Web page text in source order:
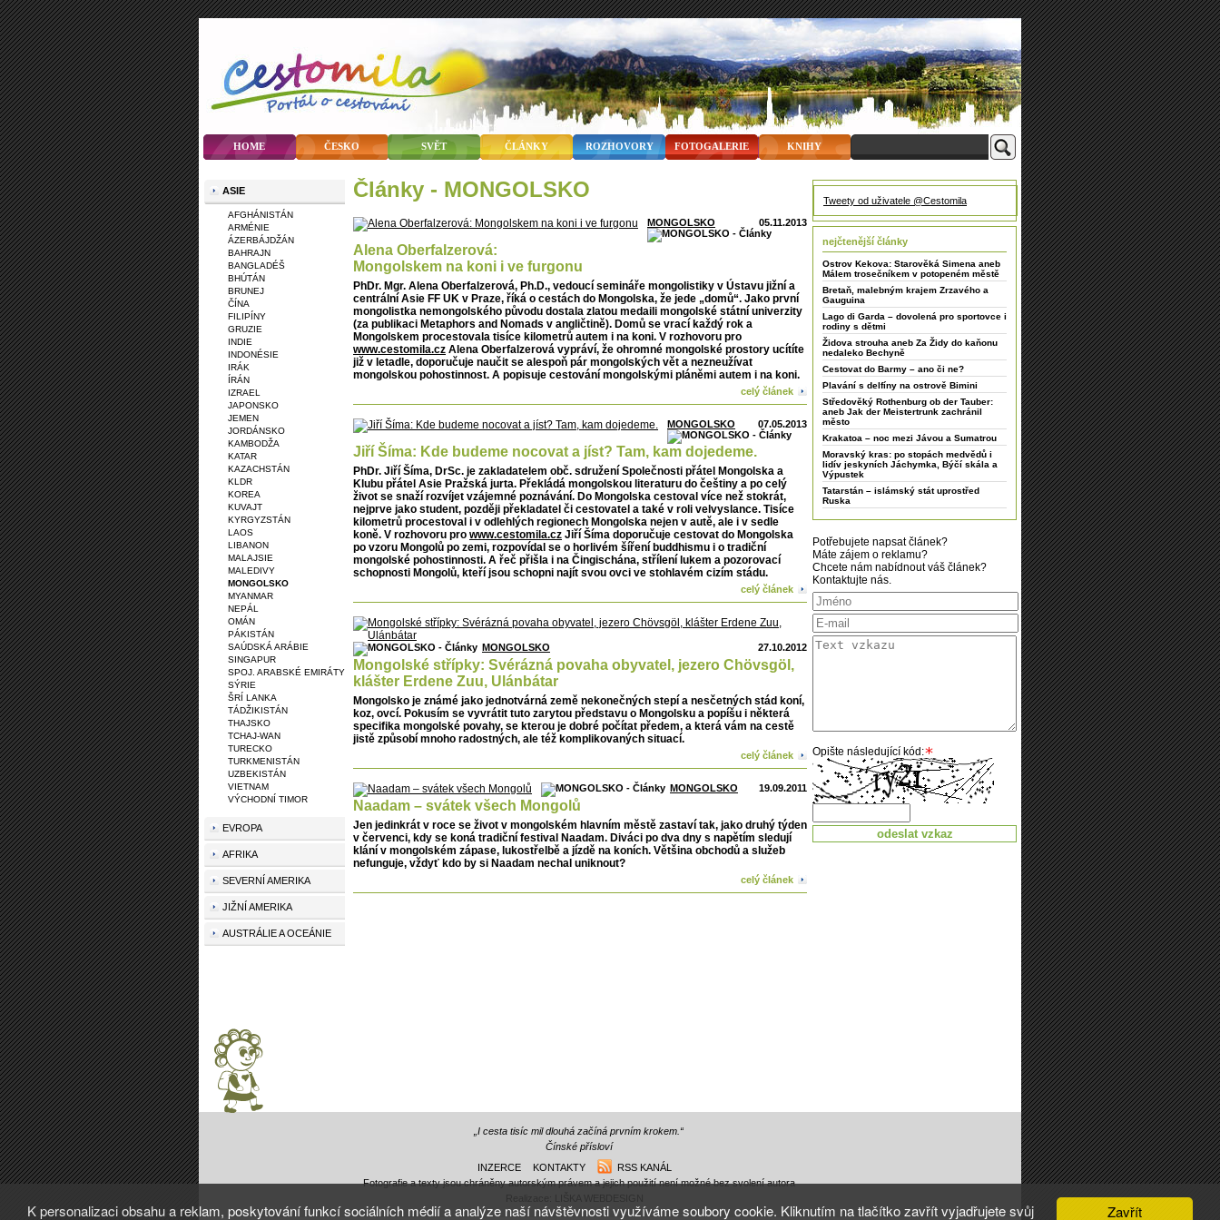
Zavřít
K personalizaci obsahu a reklam, poskytování funkcí sociálních médií a analýze naší návštěvnosti využíváme soubory cookie. Kliknutím na tlačítko zavřít vyjadřujete svůj
HOME ČESKO SVĚT ČLÁNKY ROZHOVORY FOTOGALERIE KNIHY
články - MONGOLSKO
05.11.2013
MONGOLSKO
Alena Oberfalzerová:
Mongolskem na koni i ve furgonu
PhDr. Mgr. Alena Oberfalzerová, Ph.D., vedoucí semináře mongolistiky v Ústavu jižní a
centrální Asie FF UK v Praze, říká o cestách do Mongolska, že jede „domů“. Jako první
mongolistka nemongolského původu dostala zlatou medaili mongolské státní univerzity
(za publikaci Metaphors and Nomads v angličtině). Domů se vrací každý rok a
Mongolskem procestovala tisíce kilometrů autem i na koni. V rozhovoru pro
www.cestomila.cz Alena Oberfalzerová vypráví, že ohromné mongolské prostory ucítíte
již v letadle, doporučuje naučit se alespoň pár mongolských vět a nezneužívat
mongolskou pohostinnost. A popisuje cestování mongolskými pláněmi autem i na koni.
celý článek
07.05.2013
MONGOLSKO
Jiří Šíma: Kde budeme nocovat a jíst? Tam, kam dojedeme.
PhDr. Jiří Šíma, DrSc. je zakladatelem obč. sdružení Společnosti přátel Mongolska a
Klubu přátel Asie Pražská jurta. Překládá mongolskou literaturu do češtiny a po celý
život se snaží rozvíjet vzájemné poznávání. Do Mongolska cestoval více než stokrát,
nejprve jako student, později překladatel či cestovatel a také v roli velvyslance. Tisíce
kilometrů procestoval i v odlehlých regionech Mongolska nejen v autě, ale i v sedle
koně. V rozhovoru pro www.cestomila.cz Jiří Šíma doporučuje cestovat do Mongolska
po vzoru Mongolů po zemi, rozpovídal se o horlivém šíření buddhismu i o tradiční
mongolské pohostinnosti. A řeč přišla i na Čingischána, střílení lukem a pozorovací
schopnosti Mongolů, kteří jsou schopni najít svou ovci ve stohlavém cizím stádu.
celý článek
27.10.2012
MONGOLSKO
Mongolské střípky: Svérázná povaha obyvatel, jezero Chövsgöl,
klášter Erdene Zuu, Ulánbátar
Mongolsko je známé jako jednotvárná země nekonečných stepí a nesčetných stád koní,
koz, ovcí. Pokusím se vyvrátit tuto zarytou představu o Mongolsku a popíšu i některá
specifika mongolské povahy, se kterou je dobré počítat předem, a která vám na cestě
jistě způsobí mnoho radostných, ale též komplikovaných situací.
celý článek
19.09.2011
MONGOLSKO
Naadam – svátek všech Mongolů
Jen jedinkrát v roce se život v mongolském hlavním městě zastaví tak, jako druhý týden
v červenci, kdy se koná tradiční festival Naadam. Diváci po dva dny s napětím sledují
klání v mongolském zápase, lukostřelbě a jízdě na koních. Většina obchodů a služeb
nefunguje, vždyť kdo by si Naadam nechal uniknout?
celý článek
ASIE
AFGHÁNISTÁN
ARMÉNIE
ÁZERBÁJDŽÁN
BAHRAJN
BANGLADÉŠ
BHÚTÁN
BRUNEJ
ČÍNA
FILIPÍNY
GRUZIE
INDIE
INDONÉSIE
IRÁK
ÍRÁN
IZRAEL
JAPONSKO
JEMEN
JORDÁNSKO
KAMBODŽA
KATAR
KAZACHSTÁN
KLDR
KOREA
KUVAJT
KYRGYZSTÁN
LAOS
LIBANON
MALAJSIE
MALEDIVY
MONGOLSKO
MYANMAR
NEPÁL
OMÁN
PÁKISTÁN
SAÚDSKÁ ARÁBIE
SINGAPUR
SPOJ. ARABSKÉ EMIRÁTY
SÝRIE
ŠRÍ LANKA
TÁDŽIKISTÁN
THAJSKO
TCHAJ-WAN
TURECKO
TURKMENISTÁN
UZBEKISTÁN
VIETNAM
VÝCHODNÍ TIMOR
EVROPA
AFRIKA
SEVERNÍ AMERIKA
JIŽNÍ AMERIKA
AUSTRÁLIE A OCEÁNIE
Tweety od uživatele @Cestomila
nejčtenější články
Ostrov Kekova: Starověká Simena aneb
Málem trosečníkem v potopeném městě
Bretaň, malebným krajem Zrzavého a
Gauguina
Lago di Garda – dovolená pro sportovce i
rodiny s dětmi
Židova strouha aneb Za Židy do kaňonu
nedaleko Bechyně
Cestovat do Barmy – ano či ne?
Plavání s delfíny na ostrově Bimini
Středověký Rothenburg ob der Tauber:
aneb Jak der Meistertrunk zachránil
město
Krakatoa – noc mezi Jávou a Sumatrou
Moravský kras: po stopách medvědů i
lidív jeskyních Jáchymka, Býčí skála a
Výpustek
Tatarstán – islámský stát uprostřed
Ruska
Potřebujete napsat článek?
Máte zájem o reklamu?
Chcete nám nabídnout váš článek?
Kontaktujte nás.
Opište následující kód:
„I cesta tisíc mil dlouhá začíná prvním krokem.“
Čínské přísloví
INZERCE
KONTAKTY
RSS KANÁL
Fotografie a texty jsou chráněny autorským právem a jejich použití není možné bez svolení autora